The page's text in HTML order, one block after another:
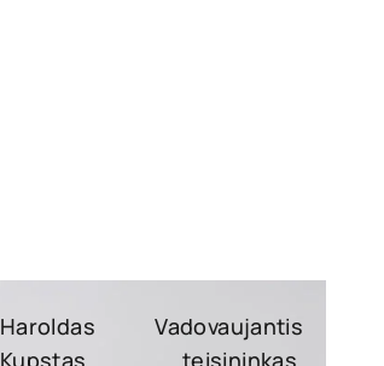
Haroldas
Kupstas
Vadovaujantis
teisininkas